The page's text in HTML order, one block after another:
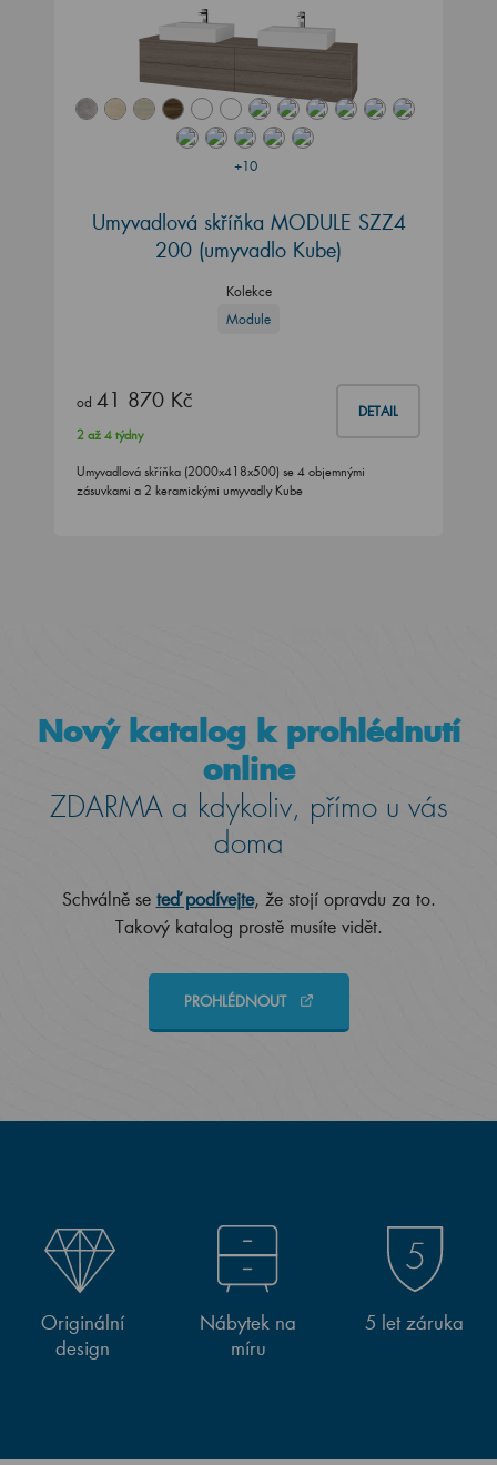
+10
Umyvadlová skříňka MODULE SZZ4
200 (umyvadlo Kube)
Kolekce
Module
od 41 870 Kč DETAIL
2 až 4 týdny
Umyvadlová skříňka (2000x418x500) se 4 objemnými
zásuvkami a 2 keramickými umyvadly Kube
Nový katalog k prohlédnutí
online
ZDARMA a kdykoliv, přímo u vás
doma
Schválně se teď podívejte, že stojí opravdu za to.
Takový katalog prostě musíte vidět.
PROHLÉDNOUT
Originální
design
Nábytek na
míru
5 let záruka